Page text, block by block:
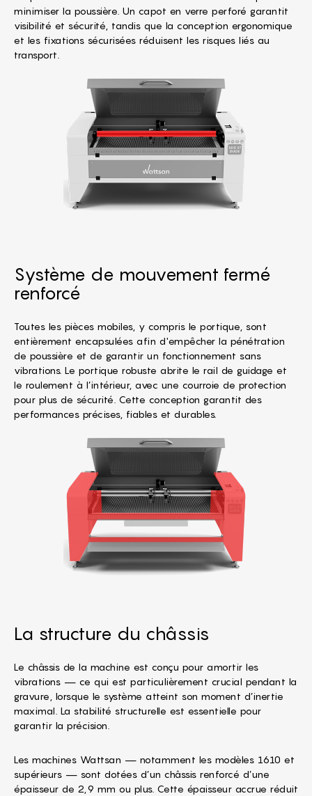
minimiser la poussière. Un capot en verre perforé garantit
visibilité et sécurité, tandis que la conception ergonomique
et les fixations sécurisées réduisent les risques liés au
transport.
Système de mouvement fermé
renforcé
Toutes les pièces mobiles, y compris le portique, sont
entièrement encapsulées afin d'empêcher la pénétration
de poussière et de garantir un fonctionnement sans
vibrations. Le portique robuste abrite le rail de guidage et
le roulement à l’intérieur, avec une courroie de protection
pour plus de sécurité. Cette conception garantit des
performances précises, fiables et durables.
La structure du châssis
Le châssis de la machine est conçu pour amortir les
vibrations — ce qui est particulièrement crucial pendant la
gravure, lorsque le système atteint son moment d’inertie
maximal. La stabilité structurelle est essentielle pour
garantir la précision.
Les machines Wattsan — notamment les modèles 1610 et
supérieurs — sont dotées d’un châssis renforcé d’une
épaisseur de 2,9 mm ou plus. Cette épaisseur accrue réduit